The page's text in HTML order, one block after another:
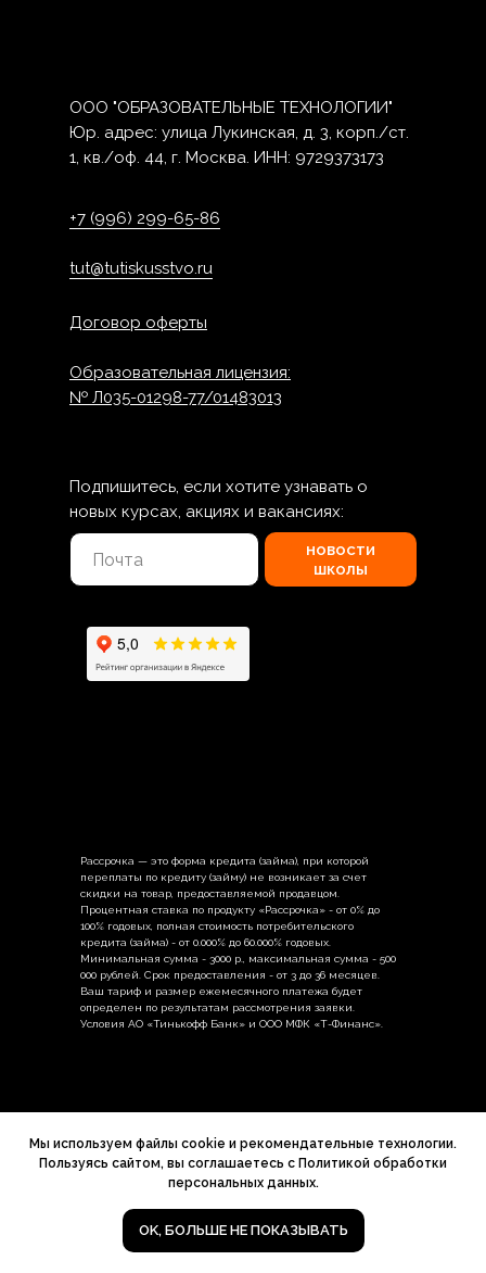
ООО "ОБРАЗОВАТЕЛЬНЫЕ ТЕХНОЛОГИИ"
Юр. адрес: улица Лукинская, д. 3, корп./ст.
1, кв./оф. 44, г. Москва. ИНН: 9729373173
+7 (996) 299-65-86
tut@tutiskusstvo.ru
новости
школы
Подпишитесь, если хотите узнавать о
новых курсах, акциях и вакансиях:
Договор оферты
Образовательная лицензия:
№ Л035-01298-77/01483013
Рассрочка — это форма кредита (займа), при которой
переплаты по кредиту (займу) не возникает за счет
скидки на товар, предоставляемой продавцом.
Процентная ставка по продукту «Рассрочка» - от 0% до
100% годовых, полная стоимость потребительского
кредита (займа) - от 0.000% до 60.000% годовых.
Минимальная сумма - 3000 р., максимальная сумма - 500
000 рублей. Срок предоставления - от 3 до 36 месяцев.
Ваш тариф и размер ежемесячного платежа будет
определен по результатам рассмотрения заявки.
Условия АО «Тинькофф Банк» и ООО МФК «Т-Финанс».
* деятельность Meta (соцсети Facebook и Instagram)
запрещена в России как экстремистская
персональных данных
Мы используем файлы cookie и рекомендательные технологии.
Пользуясь сайтом, вы соглашаетесь с Политикой обработки
персональных данных.
OK, БОЛЬШЕ НЕ ПОКАЗЫВАТЬ
ЗАПИШИТЕСЬ НА ПРОБНЫЙ УРОК